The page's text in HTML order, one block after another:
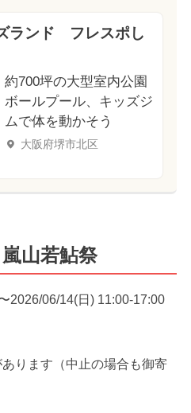
ランド フレスポし
約700坪の大型室内公園
ボールプール、キッズジ
ムで体を動かそう
大阪府堺市北区
嵐山若鮎祭
2026/06/14(日) 11:00-17:00
ります（中止の場合も御寄